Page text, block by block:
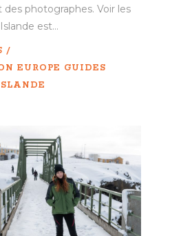
des photographes. Voir les
est...
EUROPE GUIDES